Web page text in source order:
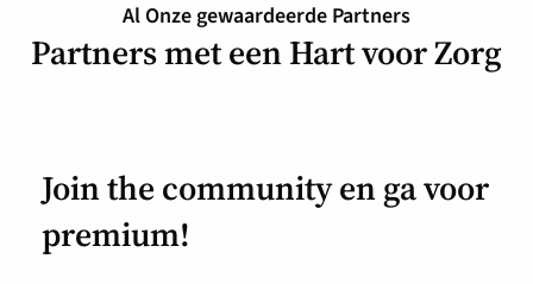
Al Onze gewaardeerde Partners
Partners met een Hart voor Zorg
Join the community en ga voor
premium!